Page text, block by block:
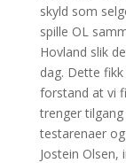
skyld som
spille OL
Hovland slik
dag. Dette
forstand at vi
trenger
testarenaer
Jostein